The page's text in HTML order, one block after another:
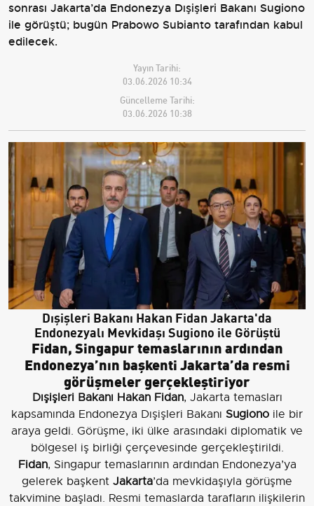
sonrası Jakarta’da Endonezya Dışişleri Bakanı Sugiono
ile görüştü; bugün Prabowo Subianto tarafından kabul
edilecek.
Yayın Tarihi:
03.06.2026 10:34
Güncelleme Tarihi:
03.06.2026 10:38
Dışişleri Bakanı Hakan Fidan Jakarta'da
Endonezyalı Mevkidaşı Sugiono ile Görüştü
Fidan, Singapur temaslarının ardından
Endonezya’nın başkenti Jakarta’da resmi
görüşmeler gerçekleştiriyor
Dışişleri Bakanı Hakan Fidan, Jakarta temasları
kapsamında Endonezya Dışişleri Bakanı Sugiono ile bir
araya geldi. Görüşme, iki ülke arasındaki diplomatik ve
bölgesel iş birliği çerçevesinde gerçekleştirildi.
Fidan, Singapur temaslarının ardından Endonezya’ya
gelerek başkent Jakarta’da mevkidaşıyla görüşme
takvimine başladı. Resmi temaslarda tarafların ilişkilerin